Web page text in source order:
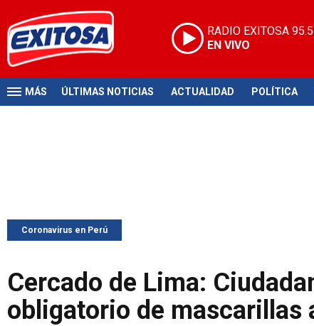
RADIO EXITOSA
EN VIVO
MÁS ÚLTIMAS NOTICIAS ACTUALIDAD POLÍTICA
Coronavirus en Perú
Cercado de Lima:
obligatorio de mascarillas